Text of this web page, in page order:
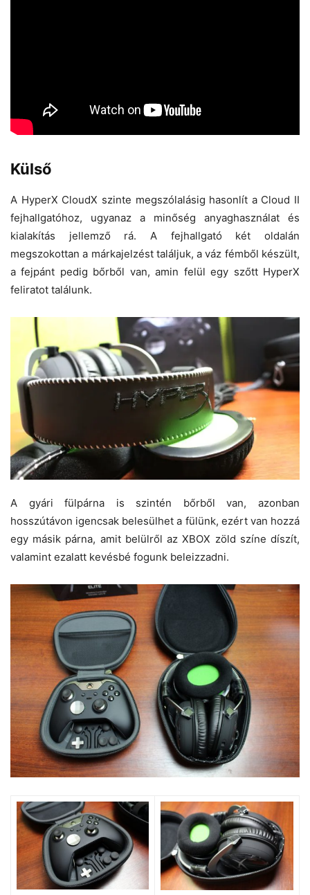
Külső
A HyperX CloudX szinte megszólalásig hasonlít a Cloud II
fejhallgatóhoz, ugyanaz a minőség anyaghasználat és
kialakítás jellemző rá. A fejhallgató két oldalán
megszokottan a márkajelzést találjuk, a váz fémből készült,
a fejpánt pedig bőrből van, amin felül egy szőtt HyperX
feliratot találunk.
A gyári fülpárna is szintén bőrből van, azonban
hosszútávon igencsak belesülhet a fülünk, ezért van hozzá
egy másik párna, amit belülről az XBOX zöld színe díszít,
valamint ezalatt kevésbé fogunk beleizzadni.